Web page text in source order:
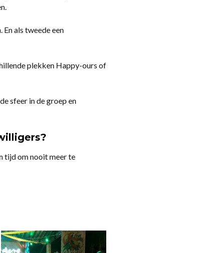
als tweede een
plekken Happy-ours of
sfeer in de groep en
tijd om nooit meer te